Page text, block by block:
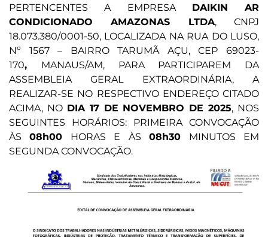
PERTENCENTES A EMPRESA DAIKIN AR
CONDICIONADO AMAZONAS LTDA, CNPJ
18.073.380/0001-50, LOCALIZADA NA RUA DO LUSO,
Nº 1567 – BAIRRO TARUMÃ AÇU, CEP 69023-
170, MANAUS/AM, PARA PARTICIPAREM DA
ASSEMBLEIA GERAL EXTRAORDINÁRIA, A
REALIZAR-SE NO RESPECTIVO ENDEREÇO CITADO
ACIMA, NO DIA 17 DE NOVEMBRO DE 2025, NOS
SEGUINTES HORÁRIOS: PRIMEIRA CONVOCAÇÃO
ÀS08h00 HORAS E ÀS08h30 MINUTOS EM
SEGUNDA CONVOCAÇÃO.